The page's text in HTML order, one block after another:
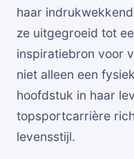
haar
ze uitgegroeid tot
inspiratiebron voor
niet alleen een
hoofdstuk in haar
topsportcarrière
levensstijl.